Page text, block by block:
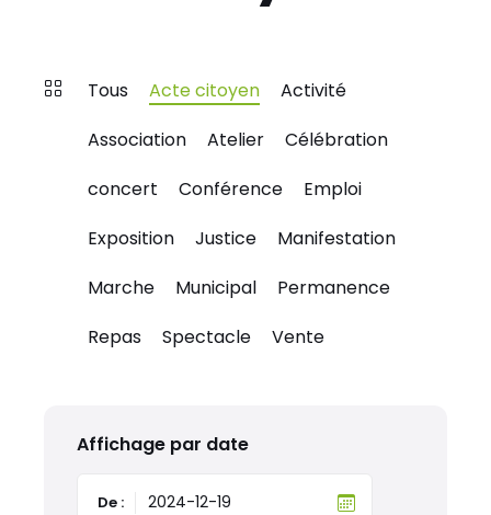
Tous Acte citoyen
Activité
Association
Atelier
Célébration
concert
Conférence
Emploi
Exposition
Justice
Manifestation
Marche
Municipal
Permanence
Repas
Spectacle Vente
Affichage par date
De :